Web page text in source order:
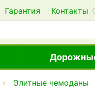
Гарантия Контакты
Элитные чемоданы